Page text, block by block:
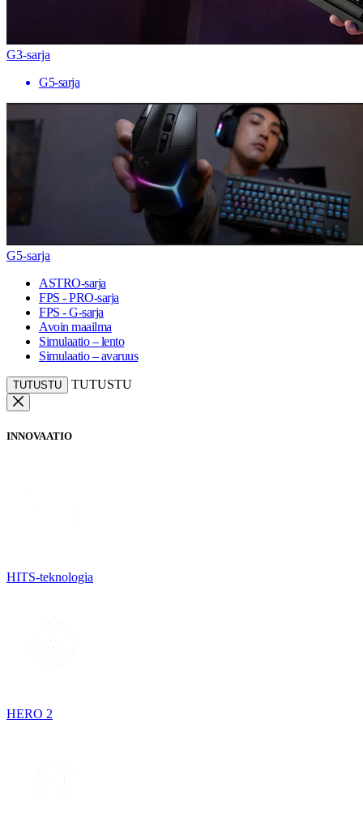
G3-sarja
G5-sarja
G5-sarja
ASTRO-sarja
FPS - PRO-sarja
FPS - G-sarja
Avoin maailma
Simulaatio – lento
Simulaatio – avaruus
TUTUSTU TUTUSTU
INNOVAATIO
HITS-teknologia
HERO 2